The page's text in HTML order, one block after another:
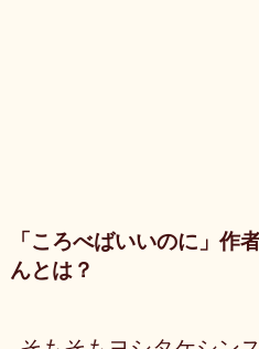
「ころべばいいのに」作
んとは？